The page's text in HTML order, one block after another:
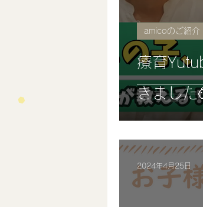
療育
きました
amicoのご紹介
2024年4月25日